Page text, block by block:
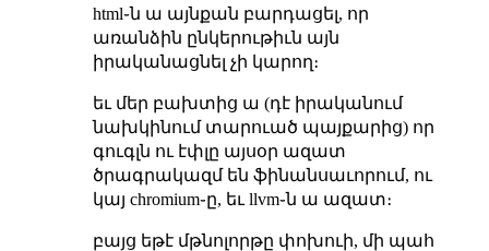
html֊ն ա այնքան բարդացել, որ
առանձին ընկերութիւն այն
իրականացնել չի կարող։
եւ մեր բախտից ա (դէ իրականում
նախկինում տարուած պայքարից) որ
գուգլն ու էփլը այսօր ազատ
ծրագրակազմ են ֆինանսաւորում, ու
կայ chromium֊ը, եւ llvm֊ն ա ազատ։
բայց եթէ մթնոլորթը փոխուի, մի պահ